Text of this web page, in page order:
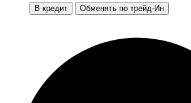
В кредит Обменять по трейд-Ин